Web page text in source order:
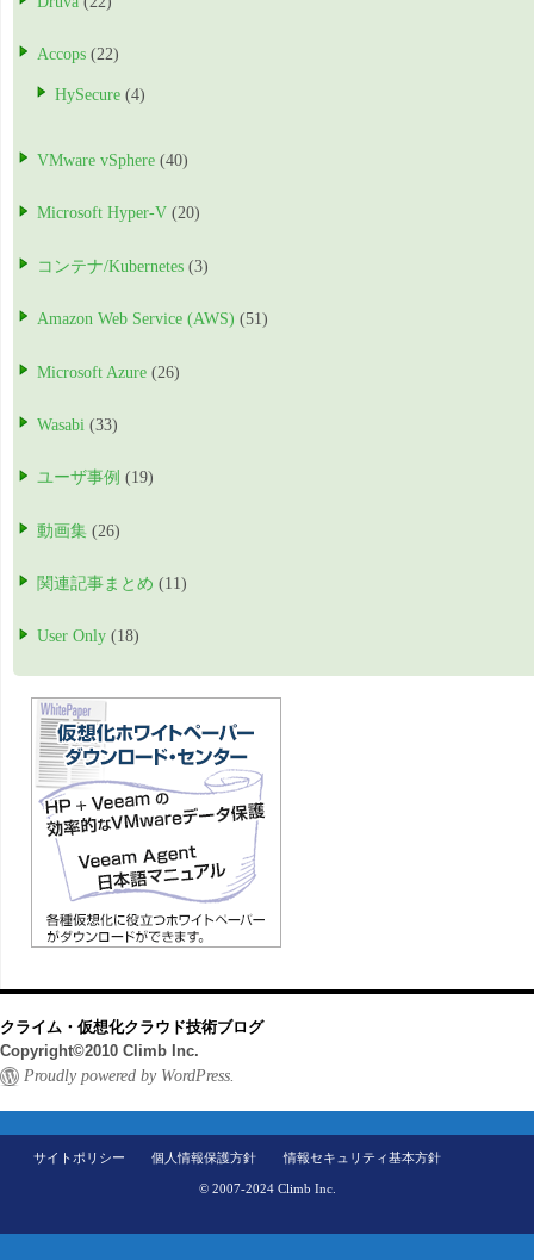
Accops (22)
HySecure (4)
VMware vSphere (40)
Microsoft Hyper-V (20)
コンテナ/Kubernetes (3)
Amazon Web Service (AWS) (51)
Microsoft Azure (26)
Wasabi (33)
ユーザ事例 (19)
動画集 (26)
関連記事まとめ (11)
User Only (18)
クライム・仮想化クラウド技術ブログ
Copyright©2010 Climb Inc.
Proudly powered by WordPress.
サイトポリシー 個人情報保護方針 情報セキュリティ基本方針
© 2007-2024 Climb Inc.